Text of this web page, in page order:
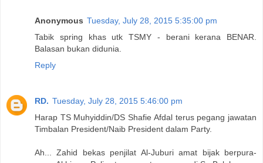
Anonymous Tuesday, July 28, 2015 5:35:00 pm
Tabik spring khas utk TSMY - berani kerana BENAR.
Balasan bukan didunia.
Reply
RD. Tuesday, July 28, 2015 5:46:00 pm
Harap TS Muhyiddin/DS Shafie Afdal terus pegang jawatan
Timbalan President/Naib President dalam Party.
Ah... Zahid bekas penjilat Al-Juburi amat bijak berpura-